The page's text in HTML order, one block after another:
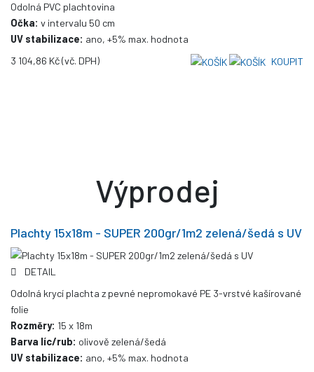
Odolná PVC plachtovina
Očka: v intervalu 50 cm
UV stabilizace: ano, +5% max. hodnota
3 104,86 Kč(vč. DPH) KOUPIT
Výprodej
Plachty 15x18m - SUPER 200gr/1m2 zelená/šedá s UV
DETAIL
Odolná krycí plachta z pevné nepromokavé PE 3-vrstvé kašírované
folie
Rozměry: 15 x 18m
Barva líc/rub: olivově zelená/šedá
UV stabilizace: ano, +5% max. hodnota